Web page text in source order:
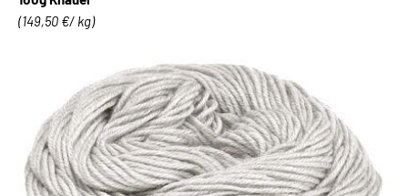
(149,50 €/ kg)